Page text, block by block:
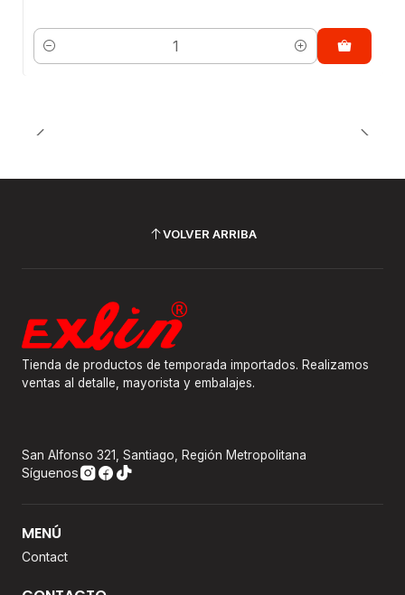
Cantidad
VOLVER ARRIBA
Tienda de productos de temporada importados. Realizamos
ventas al detalle, mayorista y embalajes.
San Alfonso 321, Santiago, Región Metropolitana
Síguenos
MENÚ
Contact